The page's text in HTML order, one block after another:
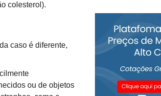
colesterol).
caso é diferente,
ou de objetos